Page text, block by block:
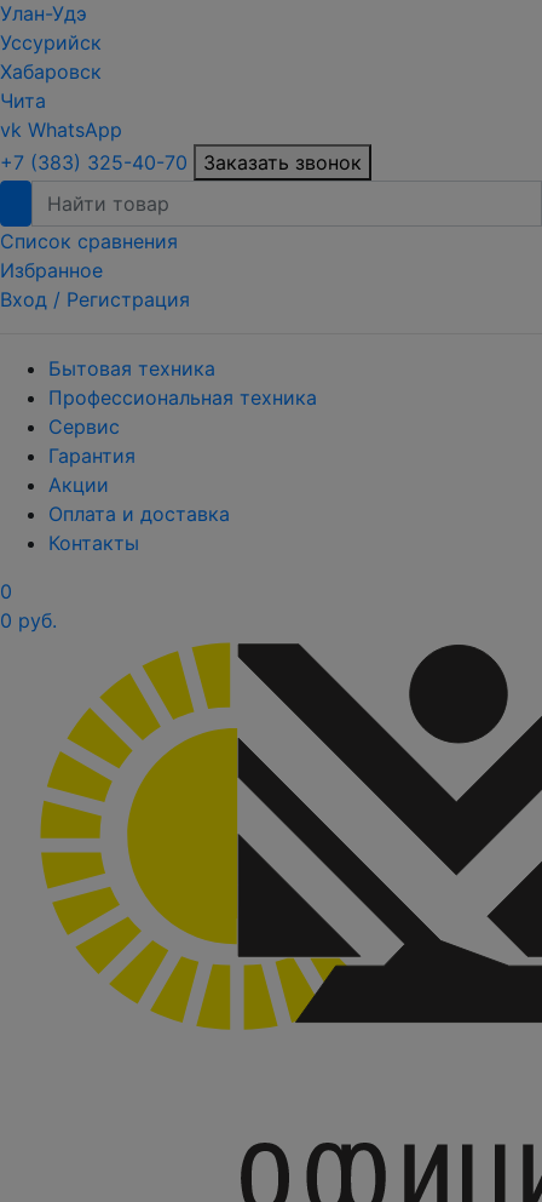
Улан-Удэ
Уссурийск
Хабаровск
Чита
vk WhatsApp
+7 (383) 325-40-70
Заказать звонок
Список сравнения
Избранное
Вход / Регистрация
Бытовая техника
Профессиональная техника
Сервис
Гарантия
Акции
Оплата и доставка
Контакты
0
0 руб.